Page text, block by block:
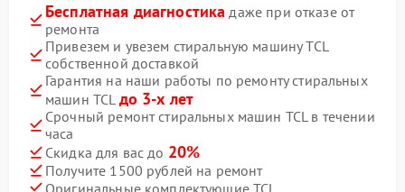
Бесплатная диагностика даже при отказе от
ремонта
Привезем и увезем стиральную машину TCL
собственной доставкой
Гарантия на наши работы по ремонту стиральных
машин TCL до 3-х лет
Срочный ремонт стиральных машин TCL в течении
часа
Скидка для вас до 20%
Получите 1500 рублей на ремонт
Оригинальные комплектующие TCL